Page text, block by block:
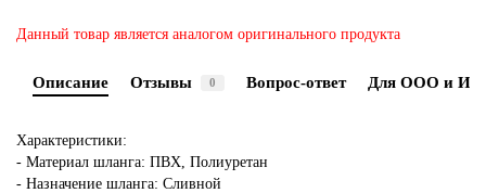
Данный товар является аналогом оригинального продукта
Описание Отзывы 0 Вопрос-ответ Для ООО и ИП
Характеристики:
- Материал шланга: ПВХ, Полиуретан
- Назначение шланга: Сливной